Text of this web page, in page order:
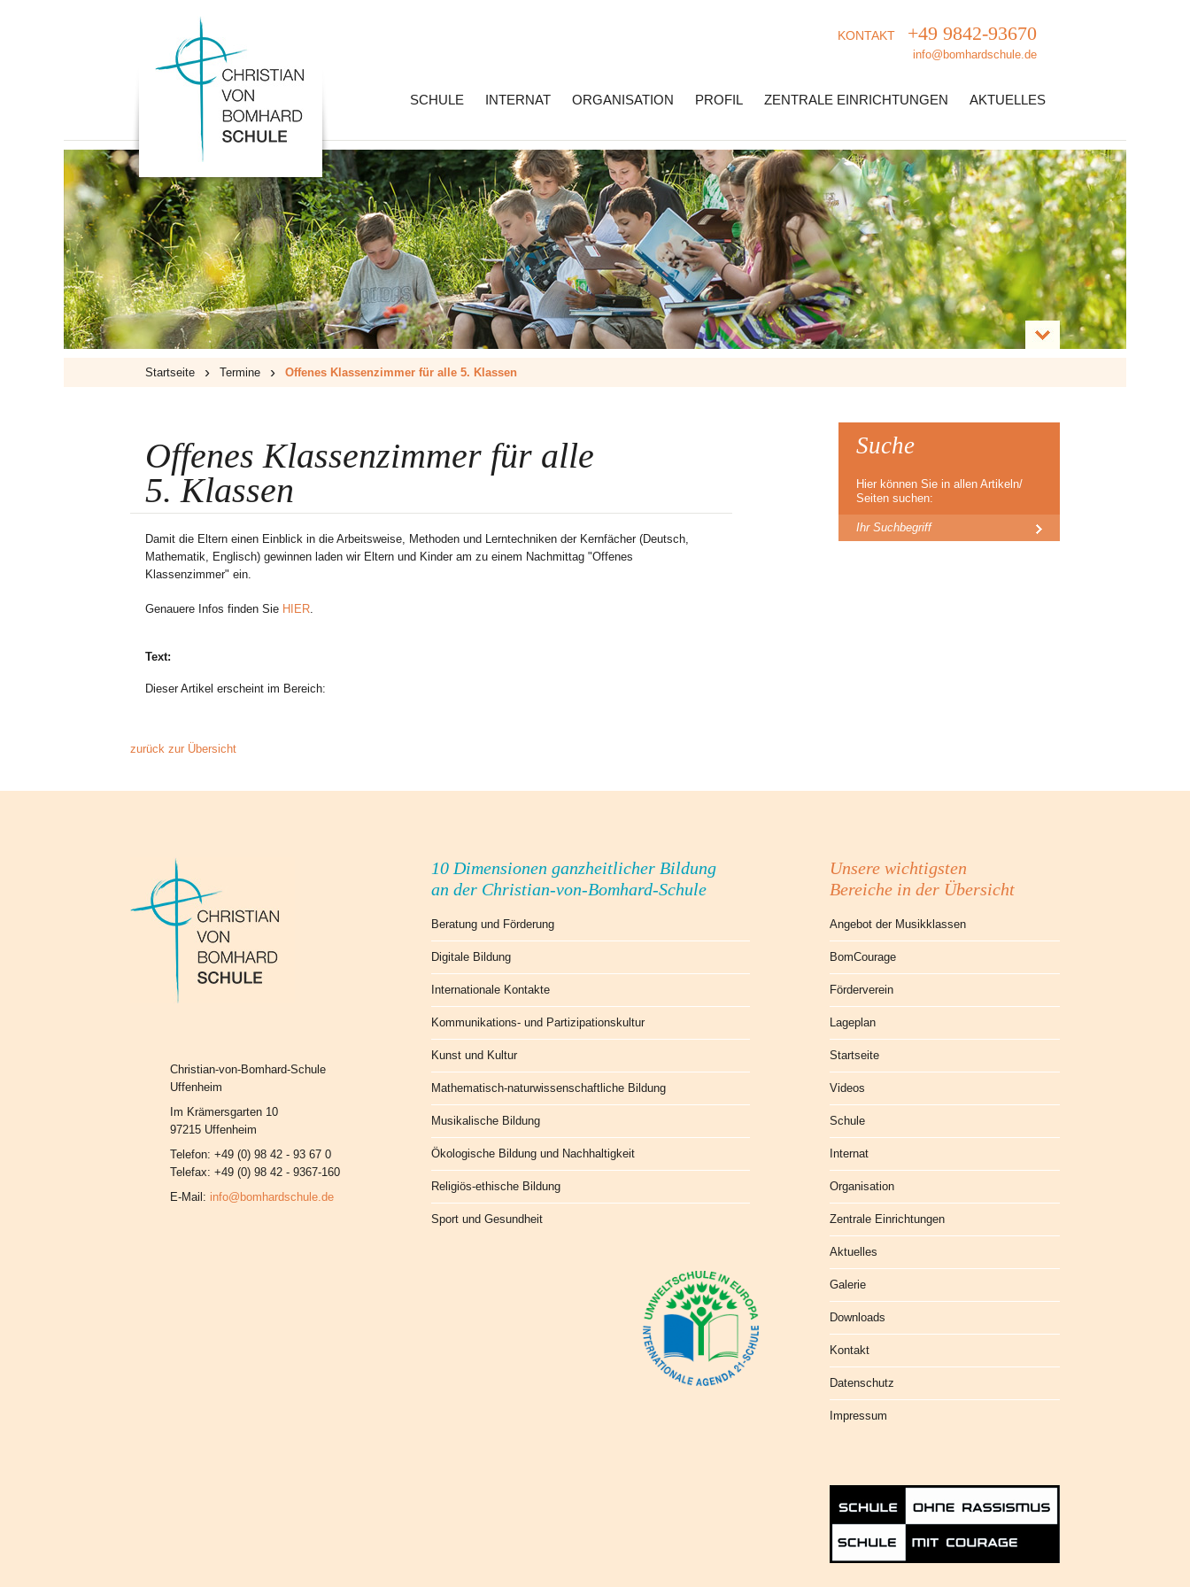
KONTAKT +49 9842-93670
info@bomhardschule.de
SCHULE INTERNAT ORGANISATION PROFIL ZENTRALE EINRICHTUNGEN AKTUELLES
Startseite › Termine › Offenes Klassenzimmer für alle 5. Klassen
Offenes Klassenzimmer für alle
5. Klassen
Damit die Eltern einen Einblick in die Arbeitsweise, Methoden und Lerntechniken der Kernfächer (Deutsch,
Mathematik, Englisch) gewinnen laden wir Eltern und Kinder am zu einem Nachmittag "Offenes
Klassenzimmer" ein.
Genauere Infos finden Sie HIER.
Text:
Dieser Artikel erscheint im Bereich:
zurück zur Übersicht
Suche
Hier können Sie in allen Artikeln/
Seiten suchen:
Christian-von-Bomhard-Schule
Uffenheim
Im Krämersgarten 10
97215 Uffenheim
Telefon: +49 (0) 98 42 - 93 67 0
Telefax: +49 (0) 98 42 - 9367-160
E-Mail: info@bomhardschule.de
10 Dimensionen ganzheitlicher Bildung
an der Christian-von-Bomhard-Schule
Beratung und Förderung
Digitale Bildung
Internationale Kontakte
Kommunikations- und Partizipationskultur
Kunst und Kultur
Mathematisch-naturwissenschaftliche Bildung
Musikalische Bildung
Ökologische Bildung und Nachhaltigkeit
Religiös-ethische Bildung
Sport und Gesundheit
Unsere wichtigsten
Bereiche in der Übersicht
Angebot der Musikklassen
BomCourage
Förderverein
Lageplan
Startseite
Videos
Schule
Internat
Organisation
Zentrale Einrichtungen
Aktuelles
Galerie
Downloads
Kontakt
Datenschutz
Impressum